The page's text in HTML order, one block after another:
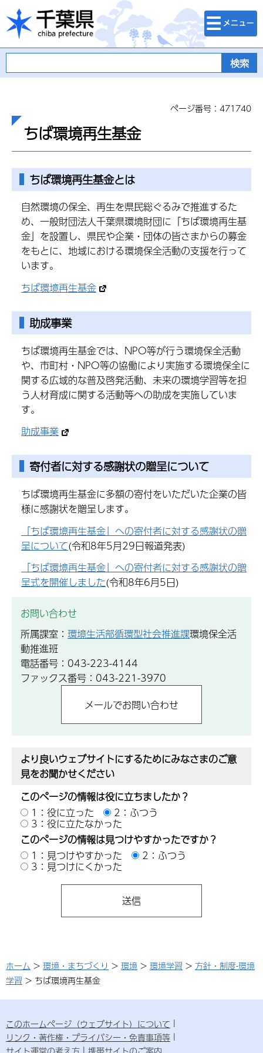
千葉県
検索・メニュ
ー
ページ番号：471740
ちば環境再生基金
ちば環境再生基金とは
自然環境の保全、再生を県民総ぐるみで推進するた
め、一般財団法人千葉県環境財団に「ちば環境再生基
金」を設置し、県民や企業・団体の皆さまからの募金
をもとに、地域における環境保全活動の支援を行って
います。
ちば環境再生基金
助成事業
ちば環境再生基金では、NPO等が行う環境保全活動
や、市町村・NPO等の協働により実施する環境保全に
関する広域的な普及啓発活動、未来の環境学習等を担
う人材育成に関する活動等への助成を実施していま
す。
助成事業
寄付者に対する感謝状の贈呈について
ちば環境再生基金に多額の寄付をいただいた企業の皆
様に感謝状を贈呈します。
「ちば環境再生基金」への寄付者に対する感謝状の贈
呈について(令和8年5月29日報道発表)
「ちば環境再生基金」への寄付者に対する感謝状の贈
呈式を開催しました(令和8年6月5日)
お問い合わせ
所属課室： 環境生活部循環型社会推進課環境保全活
動推進班
電話番号：043-223-4144
ファックス番号：043-221-3970
より良いウェブサイトにするためにみなさまのご意
見をお聞かせください
このページの情報は役に立ちましたか？
1：役に立った
2：ふつう
3：役に立たなかった
このページの情報は見つけやすかったですか？
1：見つけやすかった
2：ふつう
3：見つけにくかった
ホーム > 環境・まちづくり > 環境 > 環境学習 > 方針・制度-環境
学習 > ちば環境再生基金
このホームページ（ウェブサイト）について
リンク・著作権・プライバシー・免責事項等